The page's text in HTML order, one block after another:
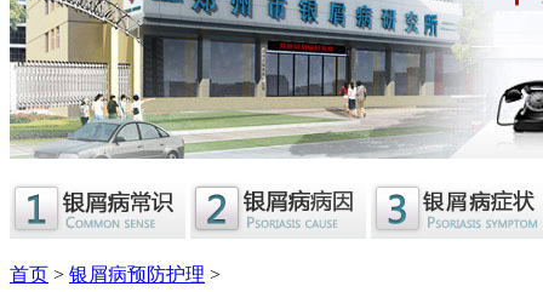
首页 > 银屑病预防护理 >